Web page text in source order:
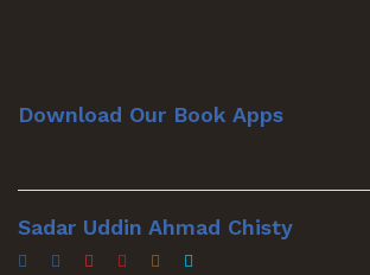
Download Our Book Apps
Sadar Uddin Ahmad Chisty